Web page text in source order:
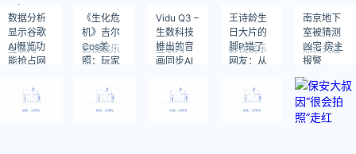
数据分析
显示谷歌
AI概览功
能抢占网
索流量 部
分网站流
互联网
《生化危
机》吉尔
Cos美
照：玩家
影视娱乐
Vidu Q3 –
生数科技
推出的音
画同步AI
互联网
王诗龄生
日大片的
脚P错了
网友：从
得p啊？
影视娱乐
南京地下
室被猜测
凶宅 房主
报警
热点关注